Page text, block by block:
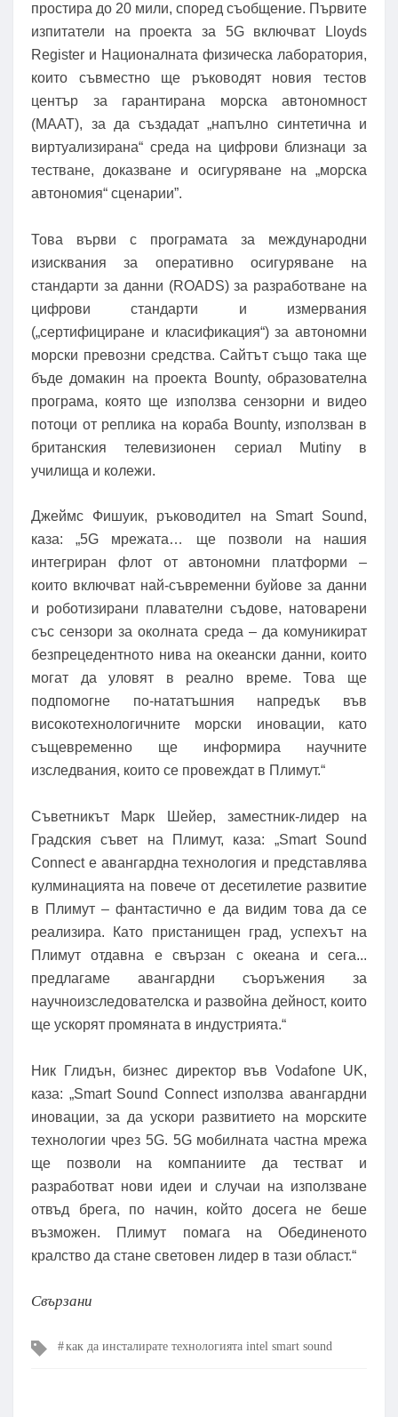
простира до 20 мили, според съобщение. Първите
изпитатели на проекта за 5G включват Lloyds
Register и Националната физическа лаборатория,
които съвместно ще ръководят новия тестов
център за гарантирана морска автономност
(MAAT), за да създадат „напълно синтетична и
виртуализирана“ среда на цифрови близнаци за
тестване, доказване и осигуряване на „морска
автономия“ сценарии”.
Това върви с програмата за международни
изисквания за оперативно осигуряване на
стандарти за данни (ROADS) за разработване на
цифрови стандарти и измервания
(„сертифициране и класификация“) за автономни
морски превозни средства. Сайтът също така ще
бъде домакин на проекта Bounty, образователна
програма, която ще използва сензорни и видео
потоци от реплика на кораба Bounty, използван в
британския телевизионен сериал Mutiny в
училища и колежи.
Джеймс Фишуик, ръководител на Smart Sound,
каза: „5G мрежата… ще позволи на нашия
интегриран флот от автономни платформи –
които включват най-съвременни буйове за данни
и роботизирани плавателни съдове, натоварени
със сензори за околната среда – да комуникират
безпрецедентното нива на океански данни, които
могат да уловят в реално време. Това ще
подпомогне по-нататъшния напредък във
високотехнологичните морски иновации, като
същевременно ще информира научните
изследвания, които се провеждат в Плимут.“
Съветникът Марк Шейер, заместник-лидер на
Градския съвет на Плимут, каза: „Smart Sound
Connect е авангардна технология и представлява
кулминацията на повече от десетилетие развитие
в Плимут – фантастично е да видим това да се
реализира. Като пристанищен град, успехът на
Плимут отдавна е свързан с океана и сега...
предлагаме авангардни съоръжения за
научноизследователска и развойна дейност, които
ще ускорят промяната в индустрията.“
Ник Глидън, бизнес директор във Vodafone UK,
каза: „Smart Sound Connect използва авангардни
иновации, за да ускори развитието на морските
технологии чрез 5G. 5G мобилната частна мрежа
ще позволи на компаниите да тестват и
разработват нови идеи и случаи на използване
отвъд брега, по начин, който досега не беше
възможен. Плимут помага на Обединеното
кралство да стане световен лидер в тази област.“
Свързани
Tagsкак да инсталирате технологията intel smart sound